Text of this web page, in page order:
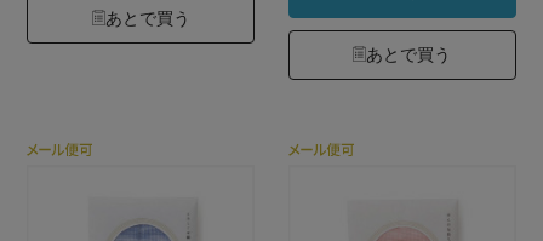
あとで買う
あとで買う